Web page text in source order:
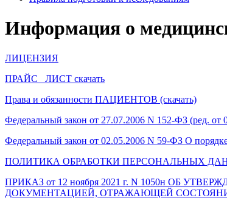
Информация о
ЛИЦЕНЗИЯ
ПРАЙС _ЛИСТ скачать
Права и обязанности ПАЦИЕНТОВ (скачать)
Федеральный закон от 27.07.2006 N 152-ФЗ (ред.
Федеральный закон от 02.05.2006 N 59-ФЗ О
ПОЛИТИКА ОБРАБОТКИ ПЕРСОНАЛЬНЫХ
ПРИКАЗ от 12 ноября 2021 г. N 1050н ОБ
ДОКУМЕНТАЦИЕЙ, ОТРАЖАЮЩЕЙ